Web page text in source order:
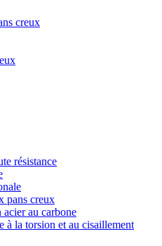
creux
résistance
pans creux
au carbone
à la torsion et au cisaillement